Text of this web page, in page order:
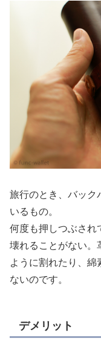
旅行のとき、バック
いるもの。
何度も押しつぶされ
壊れることがない。
ように割れたり、綿
ないのです。
デメリット